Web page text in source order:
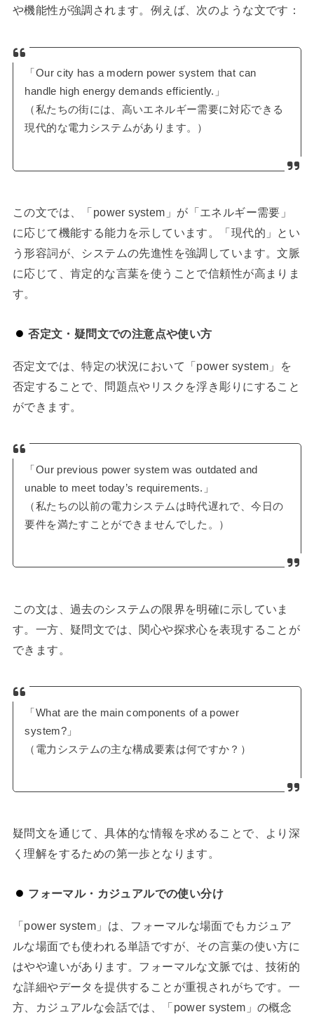
や機能性が強調されます。例えば、次のような文です：
「Our city has a modern power system that can
handle high energy demands efficiently.」
（私たちの街には、高いエネルギー需要に対応できる
現代的な電力システムがあります。）
この文では、「power system」が「エネルギー需要」
に応じて機能する能力を示しています。「現代的」とい
う形容詞が、システムの先進性を強調しています。文脈
に応じて、肯定的な言葉を使うことで信頼性が高まりま
す。
否定文・疑問文での注意点や使い方
否定文では、特定の状況において「power system」を
否定することで、問題点やリスクを浮き彫りにすること
ができます。
「Our previous power system was outdated and
unable to meet today’s requirements.」
（私たちの以前の電力システムは時代遅れで、今日の
要件を満たすことができませんでした。）
この文は、過去のシステムの限界を明確に示していま
す。一方、疑問文では、関心や探求心を表現することが
できます。
「What are the main components of a power
system?」
（電力システムの主な構成要素は何ですか？）
疑問文を通じて、具体的な情報を求めることで、より深
く理解をするための第一歩となります。
フォーマル・カジュアルでの使い分け
「power system」は、フォーマルな場面でもカジュア
ルな場面でも使われる単語ですが、その言葉の使い方に
はやや違いがあります。フォーマルな文脈では、技術的
な詳細やデータを提供することが重視されがちです。一
方、カジュアルな会話では、「power system」の概念